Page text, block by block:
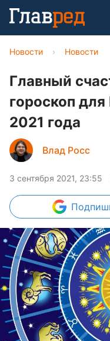
Новости › Новости
Главный
гороскоп для
2021 года
Влад Росс
3 сентября 2021, 23:55